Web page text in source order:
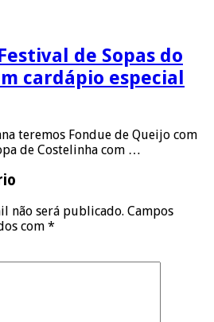
de Sopas do
cardápio especial
teremos Fondue de Queijo com
de Costelinha com …
não será publicado. Campos
com *